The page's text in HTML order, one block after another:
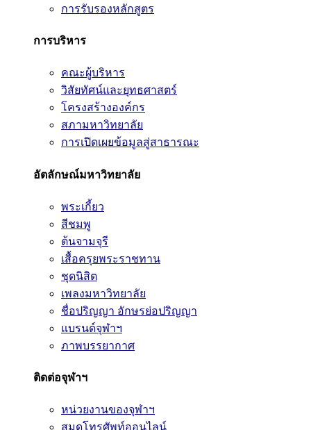
การรับรองหลักสูตร
การบริหาร
คณะผู้บริหาร
วิสัยทัศน์และยุทธศาสตร์
โครงสร้างองค์กร
สภามหาวิทยาลัย
การเปิดเผยข้อมูลสู่สาธารณะ
อัตลักษณ์มหาวิทยาลัย
พระเกี้ยว
สีชมพู
ต้นจามจุรี
เสื้อครุยพระราชทาน
ชุดนิสิต
เพลงมหาวิทยาลัย
ชื่อปริญญา อักษรย่อปริญญา
แบรนด์จุฬาฯ
ภาพบรรยากาศ
ติดต่อจุฬาฯ
หน่วยงานของจุฬาฯ
สมุดโทรศัพท์ออนไลน์